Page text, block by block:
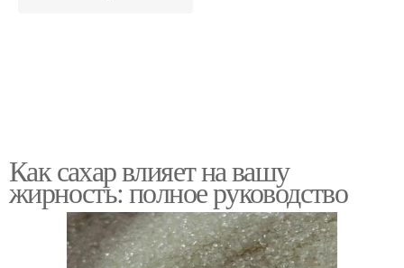
Как сахар влияет на вашу
жирность: полное руководство